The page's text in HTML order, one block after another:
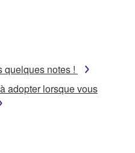
quelques notes !
adopter lorsque vous